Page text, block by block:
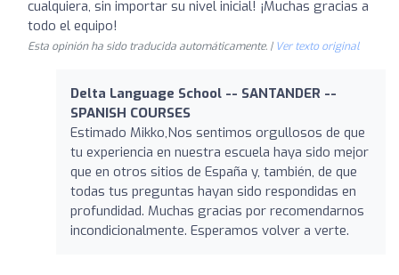
cualquiera, sin importar su nivel inicial! ¡Muchas gracias a
todo el equipo!
Esta opinión ha sido traducida automáticamente. | Ver texto original
Delta Language School -- SANTANDER --
SPANISH COURSES
Estimado Mikko,Nos sentimos orgullosos de que
tu experiencia en nuestra escuela haya sido mejor
que en otros sitios de España y, también, de que
todas tus preguntas hayan sido respondidas en
profundidad. Muchas gracias por recomendarnos
incondicionalmente. Esperamos volver a verte.